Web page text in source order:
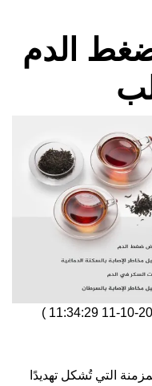
الدم
2025-
)
التي تُشكل تهديدًا